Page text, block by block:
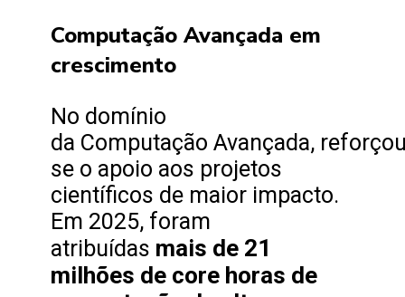
Computação Avançada em
crescimento
No domínio
da Computação Avançada,
se o apoio aos projetos
científicos de maior impacto.
Em 2025, foram
atribuídas mais de 21
milhões de core horas de